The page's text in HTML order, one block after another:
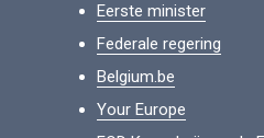
Eerste minister
Federale regering
Belgium.be
Your Europe